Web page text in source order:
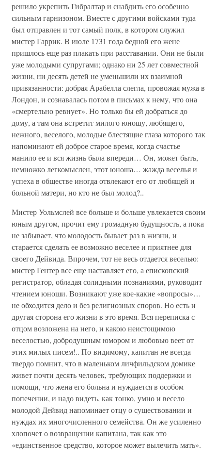
решило укрепить Гибралтар и снабдить его особенно
сильным гарнизоном. Вместе с другими войсками туда
был отправлен и тот самый полк, в котором служил
мистер Гаррик. В июле 1731 года бедной его жене
пришлось еще раз плакать при расставании. Они не были
уже молодыми супругами; однако ни 25 лет совместной
жизни, ни десять детей не уменьшили их взаимной
привязанности: добрая Арабелла слегла, провожая мужа в
Лондон, и сознавалась потом в письмах к нему, что она
«смертельно ревнует». Но только бы ей добраться до
дому, а там она встретит милого юношу, любящего,
нежного, веселого, молодые блестящие глаза которого так
напоминают ей доброе старое время, когда счастье
манило ее и вся жизнь была впереди… Он, может быть,
немножко легкомыслен, этот юноша… жажда веселья и
успеха в обществе иногда отвлекают его от любящей и
больной матери, но кто не был молод?..
Мистер Уольмслей все больше и больше увлекается своим
юным другом, прочит ему громадную будущность, а пока
не забывает, что молодость бывает раз в жизни, и
старается сделать ее возможно веселее и приятнее для
своего Дейвида. Впрочем, тот не весь отдается веселью:
мистер Гентер все еще наставляет его, а епископский
регистратор, обладая солидными познаниями, руководит
чтением юноши. Возникают уже кое-какие «вопросы»…
не обходится дело и без религиозных споров. Но есть и
другая сторона его жизни в это время. Вся переписка с
отцом возложена на него, и какою неистощимою
веселостью, добродушным юмором и любовью веет от
этих милых писем!.. По-видимому, капитан не всегда
твердо помнит, что в маленьком личфильдском домике
живет почти десять человек, требующих поддержки и
помощи, что жена его больна и нуждается в особом
попечении, и надо видеть, как тонко, умно и весело
молодой Дейвид напоминает отцу о существовании и
нуждах их многочисленного семейства. Он же усиленно
хлопочет о возвращении капитана, так как это
«единственное средство, которое может вылечить мать».